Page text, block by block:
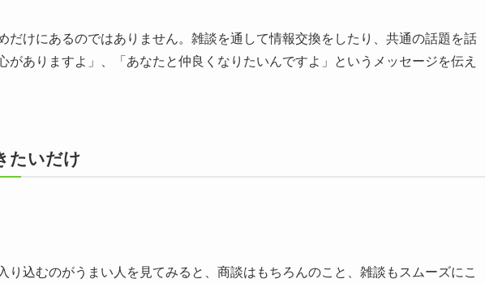
だけにあるのではありません。雑談を通して情報交換をしたり、共通の話題を話
がありますよ」、「あなたと仲良くなりたいんですよ」というメッセージを伝え
たいだけ
り込むのがうまい人を見てみると、商談はもちろんのこと、雑談もスムーズにこ